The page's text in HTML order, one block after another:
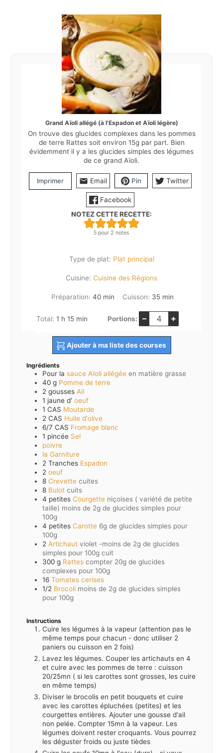
Grand Aïoli allégé (à l'Espadon et Aïoli légère)
On trouve des glucides complexes dans les pommes
de terre Rattes soit environ 15g par part. Bien
évidemment il y a les glucides simples des légumes
de ce grand Aïoli.
Imprimer Email Pin Twitter
Facebook
NOTEZ CETTE RECETTE:
5 pour 2 notes
Type de plat: Plat principal
Cuisine: Cuisine des Régions
Préparation: 40minutes
min Cuisson: 35minutes
min
Total: 1heure
h 15minutes
min Portions: – +
Ajouter à ma liste des courses
Ingrédients
Pour la sauce Aïoli allégée en matière grasse
40 g Pomme de terre
2 gousses Ail
1 jaune d' oeuf
1 CAS Moutarde
2 CAS Huile d'olive
6/7 CAS Fromage blanc
1 pincée Sel
poivre
la Garniture
2 Tranches Espadon
2 oeuf
8 Crevette cuites
8 Bulot cuits
4 petites Courgette niçoises ( variété de petite
taille) moins de 2g de glucides simples pour
100g
4 petites Carotte 6g de glucides simples pour
100g
2 Artichaut violet -moins de 2g de glucides
simples pour 100g cuit
300 g Rattes compter 20g de glucides
complexes pour 100g
16 Tomates cerises
1/2 Brocoli moins de 2g de glucides simples
pour 100g
Instructions
Cuire les légumes à la vapeur (attention pas le
même temps pour chacun - donc utiliser 2
paniers ou cuisson en 2 fois)
Lavez les légumes. Couper les artichauts en 4
et cuire avec les pommes de terre : cuisson
20/25mn ( si les carottes sont grosses, les cuire
en même temps)
Diviser le brocolis en petit bouquets et cuire
avec les carottes épluchées (petites) et les
courgettes entières. Ajouter une gousse d'ail
non pelée. Compter 15mn à la vapeur. Les
légumes doivent rester croquants. Vous pourrez
les déguster froids ou juste tièdes